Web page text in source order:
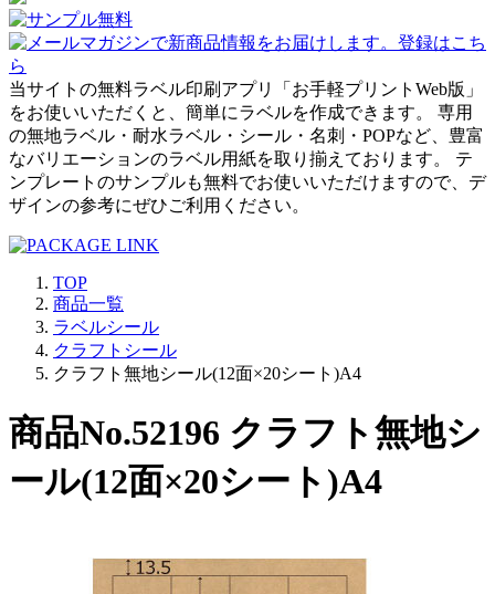
当サイトの無料ラベル印刷アプリ「お手軽プリントWeb版」
をお使いいただくと、簡単にラベルを作成できます。 専用
の無地ラベル・耐水ラベル・シール・名刺・POPなど、豊富
なバリエーションのラベル用紙を取り揃えております。 テ
ンプレートのサンプルも無料でお使いいただけますので、デ
ザインの参考にぜひご利用ください。
TOP
商品一覧
ラベルシール
クラフトシール
クラフト無地シール(12面×20シート)A4
商品No.52196 クラフト無地シ
ール(12面×20シート)A4